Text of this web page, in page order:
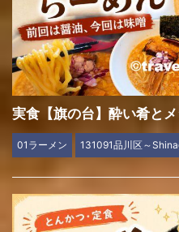
実食【旗の台】酔い肴と
01ラーメン 131091品川区～